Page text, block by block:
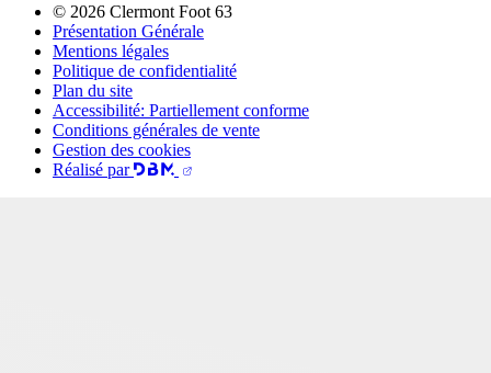
© 2026 Clermont Foot 63
Présentation Générale
Mentions légales
Politique de confidentialité
Plan du site
Accessibilité: Partiellement conforme
Conditions générales de vente
Gestion des cookies
Réalisé par